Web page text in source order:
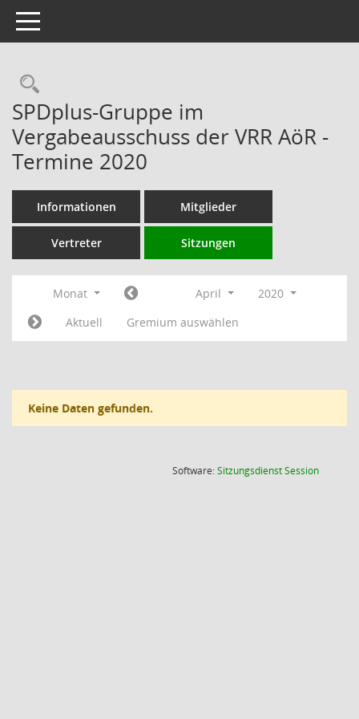
Toggle navigation
Rechercheauswahl
SPDplus-Gruppe im
Vergabeausschuss der VRR AöR -
Termine 2020
Informationen Mitglieder
Vertreter Sitzungen
Monat April
2020
Aktuell
Gremium auswählen
Keine Daten gefunden.
Software:SitzungsdienstSession(Wird in